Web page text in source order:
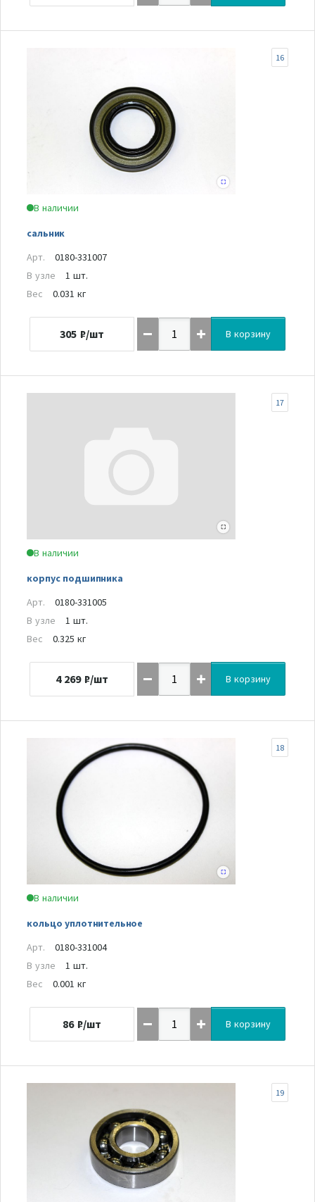
В наличии
сальник
16
Арт.
0180-331007
В узле
1 шт.
Вес
0.031 кг
305 ₽/шт В корзину
В наличии
корпус подшипника
17
Арт.
0180-331005
В узле
1 шт.
Вес
0.325 кг
4 269 ₽/шт В корзину
В наличии
кольцо уплотнительное
18
Арт.
0180-331004
В узле
1 шт.
Вес
0.001 кг
86 ₽/шт В корзину
19